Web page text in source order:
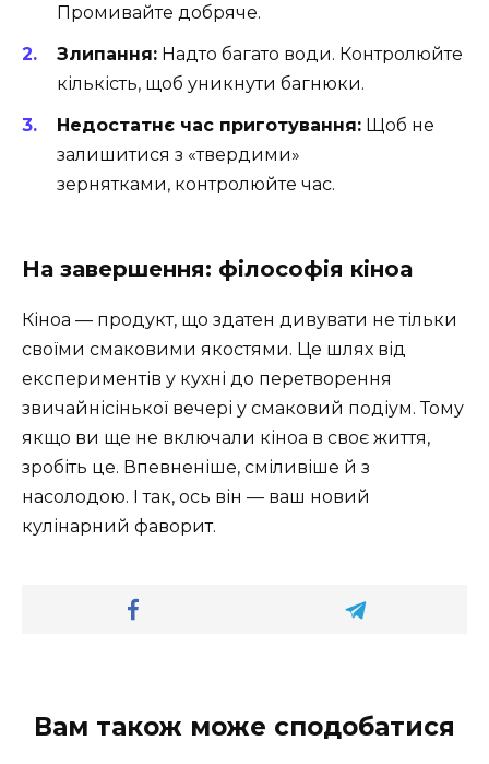
Промивайте добряче.
Злипання: Надто багато води. Контролюйте
кількість, щоб уникнути багнюки.
Недостатнє час приготування: Щоб не
залишитися з «твердими»
зернятками, контролюйте час.
На завершення: філософія кіноа
Кіноа — продукт, що здатен дивувати не тільки
своїми смаковими якостями. Це шлях від
експериментів у кухні до перетворення
звичайнісінької вечері у смаковий подіум. Тому
якщо ви ще не включали кіноа в своє життя,
зробіть це. Впевненіше, сміливіше й з
насолодою. І так, ось він — ваш новий
кулінарний фаворит.
Вам також може сподобатися